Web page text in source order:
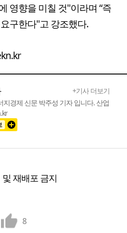
영향을 미칠 것"이라며 “즉
구한다"고 강조했다.
+기사 더보기
지경제 신문 박주성 기자 입니다. 산업
재배포 금지
8